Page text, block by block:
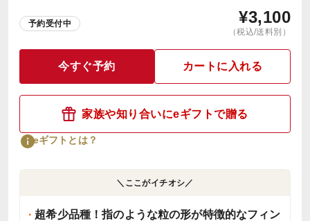
予約受付中 ¥3,100
（税込/送料別）
今すぐ予約 カートに入れる
家族や知り合いにeギフトで贈る
eギフトとは？
＼ここがイチオシ／
超希少品種！指のような粒の形が特徴的なフィン